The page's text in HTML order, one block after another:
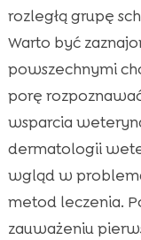
rozległą grupę
Warto być
powszechnymi
porę
wsparcia
dermatologii
wgląd w
metod leczenia.
zauważeniu